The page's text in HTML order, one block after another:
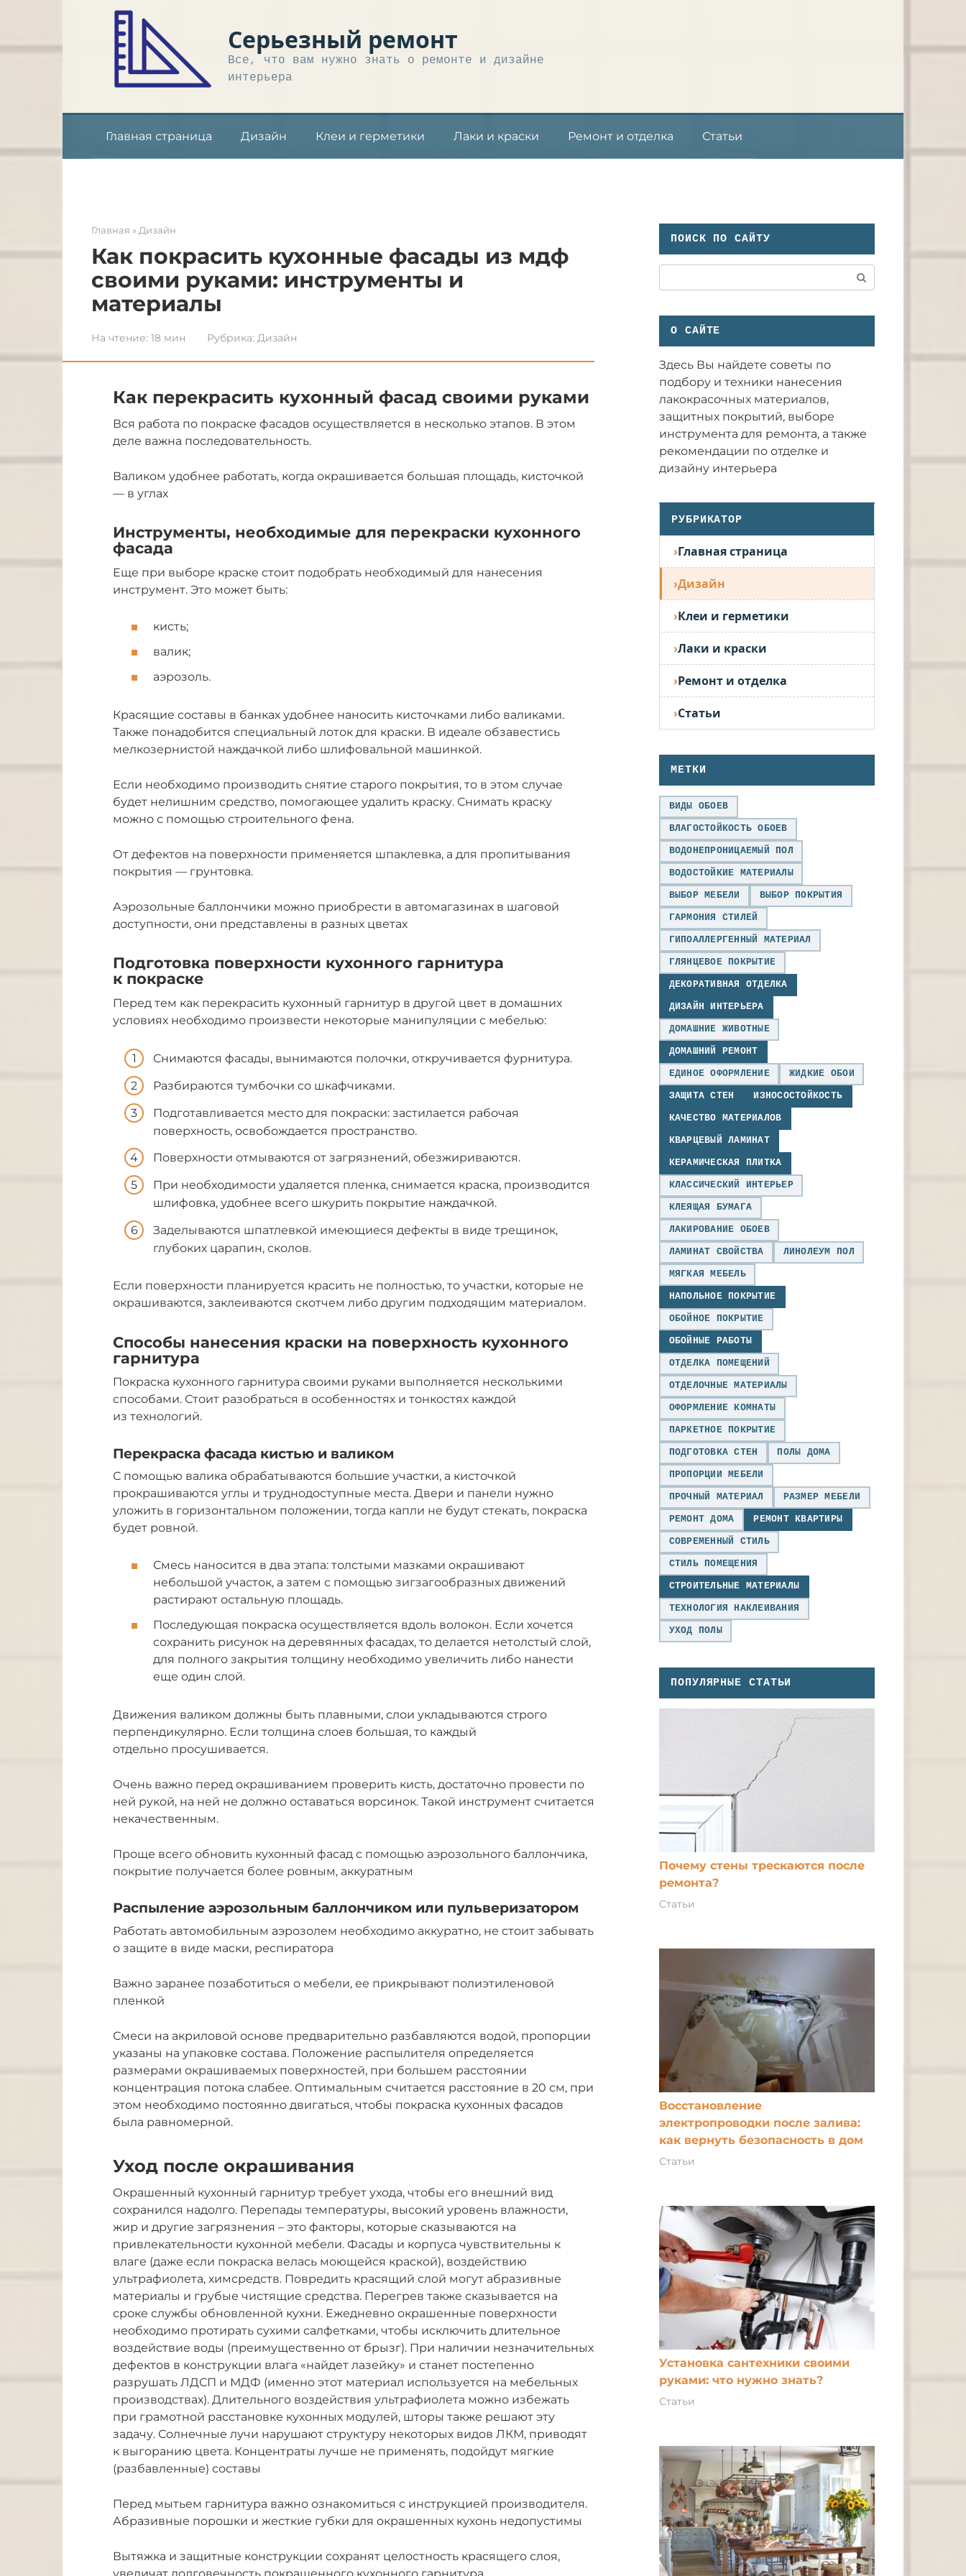
Серьезный ремонт
Все, что вам нужно знать о ремонте и дизайне
интерьера
Главная страница Дизайн Клеи и герметики Лаки и краски Ремонт и отделка Статьи
Главная » Дизайн
Как покрасить кухонные фасады из мдф
своими руками: инструменты и
материалы
На чтение: 18 мин Рубрика: Дизайн
Как перекрасить кухонный фасад своими руками
Вся работа по покраске фасадов осуществляется в несколько этапов. В этом
деле важна последовательность.
Валиком удобнее работать, когда окрашивается большая площадь, кисточкой
— в углах
Инструменты, необходимые для перекраски кухонного
фасада
Еще при выборе краске стоит подобрать необходимый для нанесения
инструмент. Это может быть:
кисть;
валик;
аэрозоль.
Красящие составы в банках удобнее наносить кисточками либо валиками.
Также понадобится специальный лоток для краски. В идеале обзавестись
мелкозернистой наждачкой либо шлифовальной машинкой.
Если необходимо производить снятие старого покрытия, то в этом случае
будет нелишним средство, помогающее удалить краску. Снимать краску
можно с помощью строительного фена.
От дефектов на поверхности применяется шпаклевка, а для пропитывания
покрытия — грунтовка.
Аэрозольные баллончики можно приобрести в автомагазинах в шаговой
доступности, они представлены в разных цветах
Подготовка поверхности кухонного гарнитура
к покраске
Перед тем как перекрасить кухонный гарнитур в другой цвет в домашних
условиях необходимо произвести некоторые манипуляции с мебелью:
Снимаются фасады, вынимаются полочки, откручивается фурнитура.
Разбираются тумбочки со шкафчиками.
Подготавливается место для покраски: застилается рабочая
поверхность, освобождается пространство.
Поверхности отмываются от загрязнений, обезжириваются.
При необходимости удаляется пленка, снимается краска, производится
шлифовка, удобнее всего шкурить покрытие наждачкой.
Заделываются шпатлевкой имеющиеся дефекты в виде трещинок,
глубоких царапин, сколов.
Если поверхности планируется красить не полностью, то участки, которые не
окрашиваются, заклеиваются скотчем либо другим подходящим материалом.
Способы нанесения краски на поверхность кухонного
гарнитура
Покраска кухонного гарнитура своими руками выполняется несколькими
способами. Стоит разобраться в особенностях и тонкостях каждой
из технологий.
Перекраска фасада кистью и валиком
С помощью валика обрабатываются большие участки, а кисточкой
прокрашиваются углы и труднодоступные места. Двери и панели нужно
уложить в горизонтальном положении, тогда капли не будут стекать, покраска
будет ровной.
Смесь наносится в два этапа: толстыми мазками окрашивают
небольшой участок, а затем с помощью зигзагообразных движений
растирают остальную площадь.
Последующая покраска осуществляется вдоль волокон. Если хочется
сохранить рисунок на деревянных фасадах, то делается нетолстый слой,
для полного закрытия толщину необходимо увеличить либо нанести
еще один слой.
Движения валиком должны быть плавными, слои укладываются строго
перпендикулярно. Если толщина слоев большая, то каждый
отдельно просушивается.
Очень важно перед окрашиванием проверить кисть, достаточно провести по
ней рукой, на ней не должно оставаться ворсинок. Такой инструмент считается
некачественным.
Проще всего обновить кухонный фасад с помощью аэрозольного баллончика,
покрытие получается более ровным, аккуратным
Распыление аэрозольным баллончиком или пульверизатором
Работать автомобильным аэрозолем необходимо аккуратно, не стоит забывать
о защите в виде маски, респиратора
Важно заранее позаботиться о мебели, ее прикрывают полиэтиленовой
пленкой
Смеси на акриловой основе предварительно разбавляются водой, пропорции
указаны на упаковке состава. Положение распылителя определяется
размерами окрашиваемых поверхностей, при большем расстоянии
концентрация потока слабее. Оптимальным считается расстояние в 20 см, при
этом необходимо постоянно двигаться, чтобы покраска кухонных фасадов
была равномерной.
Уход после окрашивания
Окрашенный кухонный гарнитур требует ухода, чтобы его внешний вид
сохранился надолго. Перепады температуры, высокий уровень влажности,
жир и другие загрязнения – это факторы, которые сказываются на
привлекательности кухонной мебели. Фасады и корпуса чувствительны к
влаге (даже если покраска велась моющейся краской), воздействию
ультрафиолета, химсредств. Повредить красящий слой могут абразивные
материалы и грубые чистящие средства. Перегрев также сказывается на
сроке службы обновленной кухни. Ежедневно окрашенные поверхности
необходимо протирать сухими салфетками, чтобы исключить длительное
воздействие воды (преимущественно от брызг). При наличии незначительных
дефектов в конструкции влага «найдет лазейку» и станет постепенно
разрушать ЛДСП и МДФ (именно этот материал используется на мебельных
производствах). Длительного воздействия ультрафиолета можно избежать
при грамотной расстановке кухонных модулей, шторы также решают эту
задачу. Солнечные лучи нарушают структуру некоторых видов ЛКМ, приводят
к выгоранию цвета. Концентраты лучше не применять, подойдут мягкие
(разбавленные) составы
Перед мытьем гарнитура важно ознакомиться с инструкцией производителя.
Абразивные порошки и жесткие губки для окрашенных кухонь недопустимы
Вытяжка и защитные конструкции сохранят целостность красящего слоя,
ПОИСК ПО САЙТУ
О САЙТЕ
Здесь Вы найдете советы по
подбору и техники нанесения
лакокрасочных материалов,
защитных покрытий, выборе
инструмента для ремонта, а также
рекомендации по отделке и
дизайну интерьера
РУБРИКАТОР
Главная страница
Дизайн
Клеи и герметики
Лаки и краски
Ремонт и отделка
Статьи
МЕТКИ
ВИДЫ ОБОЕВ
ВЛАГОСТОЙКОСТЬ ОБОЕВ
ВОДОНЕПРОНИЦАЕМЫЙ ПОЛ
ВОДОСТОЙКИЕ МАТЕРИАЛЫ
ВЫБОР МЕБЕЛИ ВЫБОР ПОКРЫТИЯ
ГАРМОНИЯ СТИЛЕЙ
ГИПОАЛЛЕРГЕННЫЙ МАТЕРИАЛ
ГЛЯНЦЕВОЕ ПОКРЫТИЕ
ДЕКОРАТИВНАЯ ОТДЕЛКА
ДИЗАЙН ИНТЕРЬЕРА
ДОМАШНИЕ ЖИВОТНЫЕ
ДОМАШНИЙ РЕМОНТ
ЕДИНОЕ ОФОРМЛЕНИЕ ЖИДКИЕ ОБОИ
ЗАЩИТА СТЕН ИЗНОСОСТОЙКОСТЬ
КАЧЕСТВО МАТЕРИАЛОВ
КВАРЦЕВЫЙ ЛАМИНАТ
КЕРАМИЧЕСКАЯ ПЛИТКА
КЛАССИЧЕСКИЙ ИНТЕРЬЕР
КЛЕЯЩАЯ БУМАГА
ЛАКИРОВАНИЕ ОБОЕВ
ЛАМИНАТ СВОЙСТВА ЛИНОЛЕУМ ПОЛ
МЯГКАЯ МЕБЕЛЬ
НАПОЛЬНОЕ ПОКРЫТИЕ
ОБОЙНОЕ ПОКРЫТИЕ
ОБОЙНЫЕ РАБОТЫ
ОТДЕЛКА ПОМЕЩЕНИЙ
ОТДЕЛОЧНЫЕ МАТЕРИАЛЫ
ОФОРМЛЕНИЕ КОМНАТЫ
ПАРКЕТНОЕ ПОКРЫТИЕ
ПОДГОТОВКА СТЕН ПОЛЫ ДОМА
ПРОПОРЦИИ МЕБЕЛИ
ПРОЧНЫЙ МАТЕРИАЛ РАЗМЕР МЕБЕЛИ
РЕМОНТ ДОМА РЕМОНТ КВАРТИРЫ
СОВРЕМЕННЫЙ СТИЛЬ
СТИЛЬ ПОМЕЩЕНИЯ
СТРОИТЕЛЬНЫЕ МАТЕРИАЛЫ
ТЕХНОЛОГИЯ НАКЛЕИВАНИЯ
УХОД ПОЛЫ
ПОПУЛЯРНЫЕ СТАТЬИ
Почему стены трескаются после
ремонта?
Статьи
Восстановление
электропроводки после залива:
как вернуть безопасность в дом
Статьи
Установка сантехники своими
руками: что нужно знать?
Статьи